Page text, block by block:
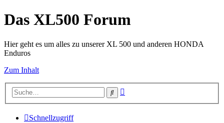
Das XL500 Forum
Hier geht es um alles zu unserer XL 500 und anderen HONDA
Enduros
Zum Inhalt
Suche
Schnellzugriff